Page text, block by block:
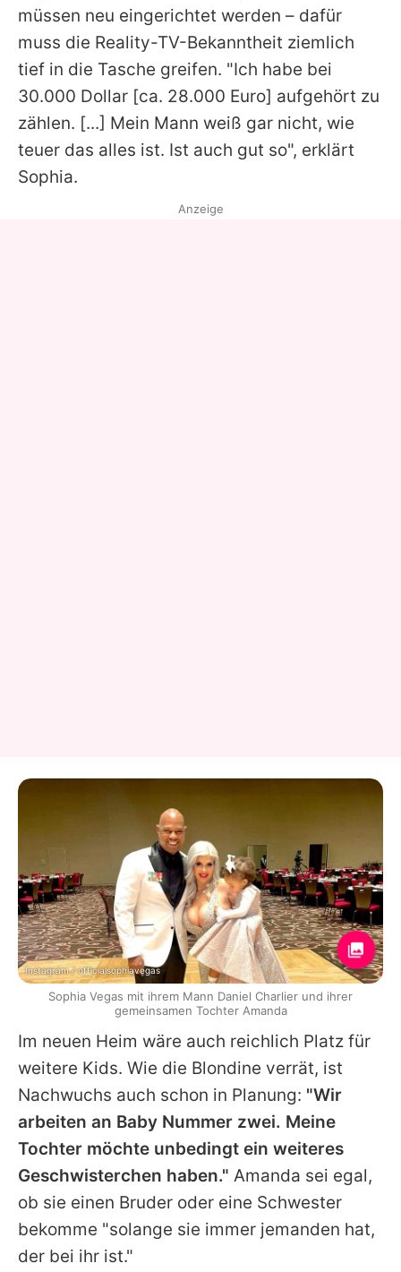
müssen neu eingerichtet werden – dafür
muss die Reality-TV-Bekanntheit ziemlich
tief in die Tasche greifen. "Ich habe bei
30.000 Dollar [ca. 28.000 Euro] aufgehört zu
zählen. [...] Mein Mann weiß gar nicht, wie
teuer das alles ist. Ist auch gut so", erklärt
Sophia.
Im neuen Heim wäre auch reichlich Platz für
weitere Kids. Wie die Blondine verrät, ist
Nachwuchs auch schon in Planung: "Wir
arbeiten an Baby Nummer zwei. Meine
Tochter möchte unbedingt ein weiteres
Geschwisterchen haben." Amanda sei egal,
ob sie einen Bruder oder eine Schwester
bekomme "solange sie immer jemanden hat,
der bei ihr ist."
Anzeige
Instagram / officialsophiavegas
Sophia Vegas mit ihrem Mann Daniel Charlier und ihrer
gemeinsamen Tochter Amanda